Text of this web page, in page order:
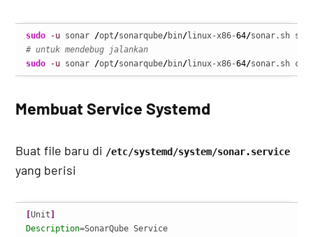
sudo -u sonar /opt/sonarqube/bin/linux-x86-64/
# untuk mendebug jalankan
sudo
-u sonar /opt/sonarqube/bin/linux-x86-64/sonar.sh
Membuat Service Systemd
Buat file baru di /etc/systemd/system/sonar.service
yang berisi
[Unit
Description